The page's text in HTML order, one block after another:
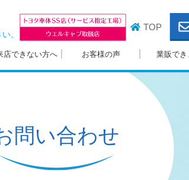
。
TOP
店できない方へ お客様の声 業販でき
問い合わせ